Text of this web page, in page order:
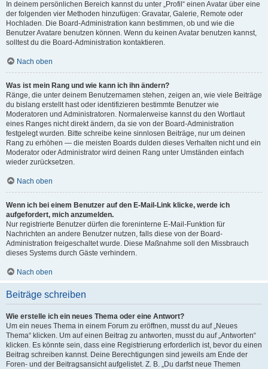
In deinem persönlichen Bereich kannst du unter „Profil“ einen Avatar über eine
der folgenden vier Methoden hinzufügen: Gravatar, Galerie, Remote oder
Hochladen. Die Board-Administration kann bestimmen, ob und wie die
Benutzer Avatare benutzen können. Wenn du keinen Avatar benutzen kannst,
solltest du die Board-Administration kontaktieren.
Nach oben
Was ist mein Rang und wie kann ich ihn ändern?
Ränge, die unter deinem Benutzernamen stehen, zeigen an, wie viele Beiträge
du bislang erstellt hast oder identifizieren bestimmte Benutzer wie
Moderatoren und Administratoren. Normalerweise kannst du den Wortlaut
eines Ranges nicht direkt ändern, da sie von der Board-Administration
festgelegt wurden. Bitte schreibe keine sinnlosen Beiträge, nur um deinen
Rang zu erhöhen — die meisten Boards dulden dieses Verhalten nicht und ein
Moderator oder Administrator wird deinen Rang unter Umständen einfach
wieder zurücksetzen.
Nach oben
Wenn ich bei einem Benutzer auf den E-Mail-Link klicke, werde ich
aufgefordert, mich anzumelden.
Nur registrierte Benutzer dürfen die foreninterne E-Mail-Funktion für
Nachrichten an andere Benutzer nutzen, falls diese von der Board-
Administration freigeschaltet wurde. Diese Maßnahme soll den Missbrauch
dieses Systems durch Gäste verhindern.
Nach oben
Beiträge schreiben
Wie erstelle ich ein neues Thema oder eine Antwort?
Um ein neues Thema in einem Forum zu eröffnen, musst du auf „Neues
Thema“ klicken. Um auf einen Beitrag zu antworten, musst du auf „Antworten“
klicken. Es könnte sein, dass eine Registrierung erforderlich ist, bevor du einen
Beitrag schreiben kannst. Deine Berechtigungen sind jeweils am Ende der
Foren- und der Beitragsansicht aufgelistet. Z. B. „Du darfst neue Themen